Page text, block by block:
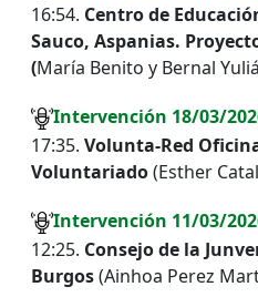
16:54. Centro de
Sauco, Aspanias.
(María Benito y Bernal
Intervención 18/03/
17:35. Volunta-Red
Voluntariado(Esther
Intervención 11/03/
12:25. Consejo de la
Burgos(Ainhoa Perez